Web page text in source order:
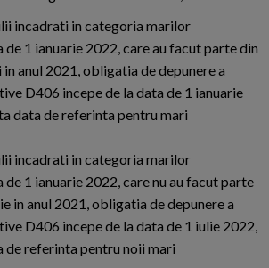
incadrati in categoria marilor
1 ianuarie 2022, care au facut parte din
anul 2021, obligatia de depunere a
D406 incepe de la data de 1 ianuarie
data de referinta pentru mari
incadrati in categoria marilor
1 ianuarie 2022, care nu au facut parte
in anul 2021, obligatia de depunere a
D406 incepe de la data de 1 iulie 2022,
de referinta pentru noii mari